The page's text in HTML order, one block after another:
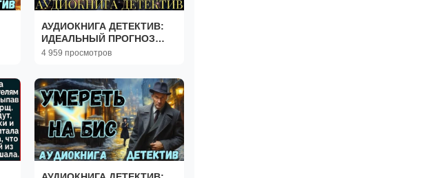
АУДИОКНИГА ДЕТЕКТИВ:
ИДЕАЛЬНЫЙ ПРОГНОЗ
СЛУШАТЬ
4 959 просмотров